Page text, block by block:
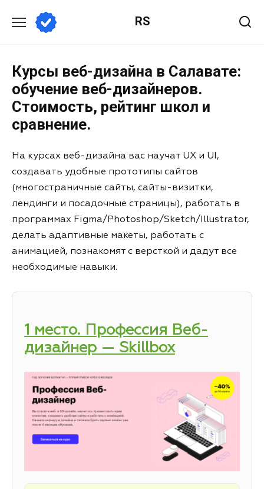
RS
Курсы веб-дизайна в Салавате:
обучение веб-дизайнеров.
Стоимость, рейтинг школ и
сравнение.
На курсах веб-дизайна вас научат UX и UI,
создавать удобные прототипы сайтов
(многостраничные сайты, сайты-визитки,
лендинги и посадочные страницы), работать в
программах Figma/Photoshop/Sketch/Illustrator,
делать адаптивные макеты, работать с
анимацией, познакомят с версткой и дадут все
необходимые навыки.
1 место. Профессия Веб-
дизайнер — Skillbox